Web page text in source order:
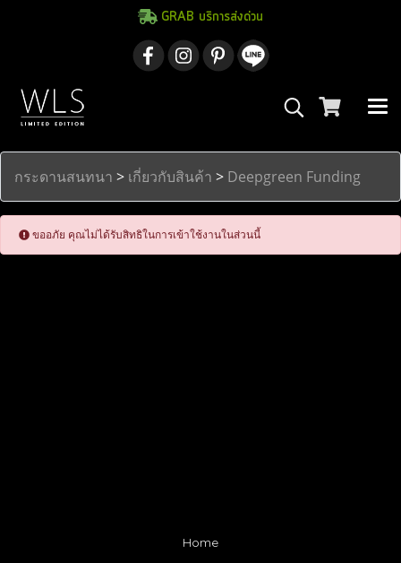
GRAB บริการส่งด่วน
กระดานสนทนา > เกี่ยวกับสินค้า > Deepgreen Funding
ขออภัย คุณไม่ได้รับสิทธิในการเข้าใช้งานในส่วนนี้
Home